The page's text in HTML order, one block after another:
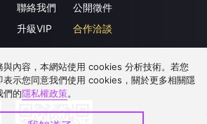
聯絡我們
升級VIP
公開徵件
合作洽談
與內容，本網站使用 cookies 分析技術。若您
表示您同意我們使用 cookies，關於更多相關隱
們的隱私權政策。